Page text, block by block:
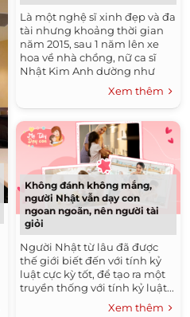
Là một nghệ sĩ xinh đẹp và đa
tài nhưng khoảng thời gian
năm 2015, sau 1 năm lên xe
hoa về nhà chồng, nữ ca sĩ
Nhật Kim Anh dường như
vắng bóng tại các hoạt động
nghệ thuật. Sau này cô mới...
Xem thêm
Không đánh không mắng,
người Nhật vẫn dạy con
ngoan ngoãn, nên người tài
giỏi
Người Nhật từ lâu đã được
thế giới biết đến với tính kỷ
luật cực kỳ tốt, để tạo ra một
truyền thống với tính kỷ luật...
Xem thêm